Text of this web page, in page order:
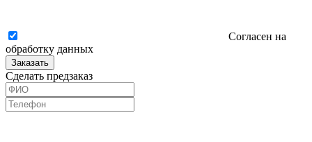
Согласен на
обработку данных
Заказать
Сделать предзаказ